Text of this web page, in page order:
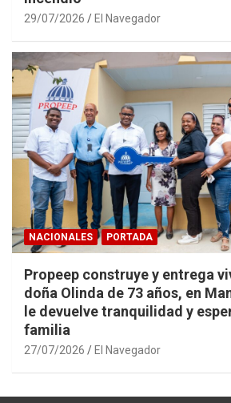
29/07/2026 El Navegador
NACIONALES PORTADA
Propeep construye y entrega
doña Olinda de 73 años, en
le devuelve tranquilidad y
familia
27/07/2026 El Navegador